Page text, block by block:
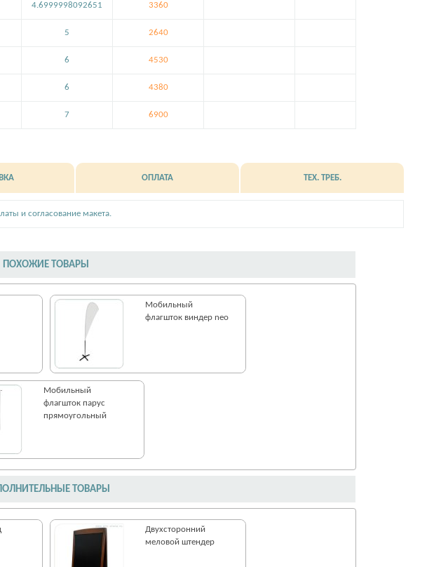
4.6999998092651 3360
5 2640
6 4530
6 4380
7 6900
ОПЛАТА ТЕХ. ТРЕБ.
и согласование макета.
ПОХОЖИЕ ТОВАРЫ
Мобильный
флагшток виндер neo
Мобильный
флагшток парус
прямоугольный
ТОВАРЫ
Двухсторонний
меловой штендер